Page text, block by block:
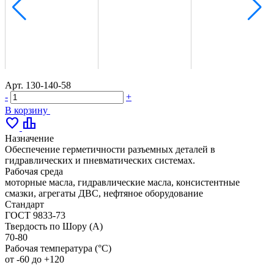
Арт. 130-140-58
-
+
В корзину
favorite leaderboard
Назначение
Обеспечение герметичности разъемных деталей в
гидравлических и пневматических системах.
Рабочая среда
моторные масла, гидравлические масла, консистентные
смазки, агрегаты ДВС, нефтяное оборудование
Стандарт
ГОСТ 9833-73
Твердость по Шору (А)
70-80
Рабочая температура (°С)
от -60 до +120